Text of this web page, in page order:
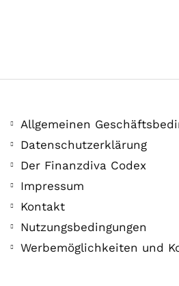
Allgemeinen
Datenschutzerklärung
Der Finanzdiva Codex
Impressum
Kontakt
Nutzungsbedingungen
Werbemöglichkeiten und
COMMUNITY
Der Leserbrief
Woche #2